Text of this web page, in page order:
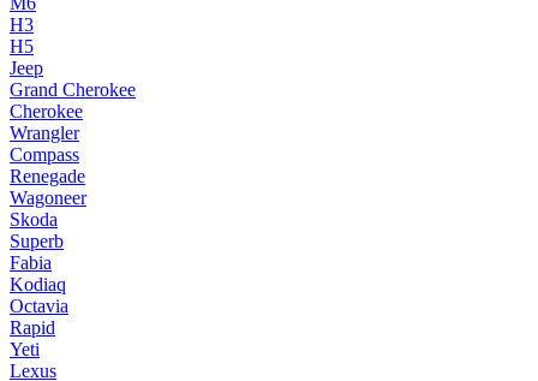
H3
H5
Jeep
Grand Cherokee
Cherokee
Wrangler
Compass
Renegade
Wagoneer
Skoda
Superb
Fabia
Kodiaq
Octavia
Rapid
Yeti
Lexus